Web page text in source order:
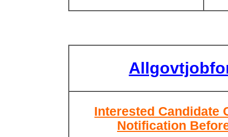
Interested Candidate
Notification